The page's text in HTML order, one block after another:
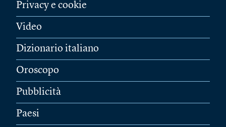
Privacy e cookie
Video
Dizionario italiano
Oroscopo
Pubblicità
Paesi